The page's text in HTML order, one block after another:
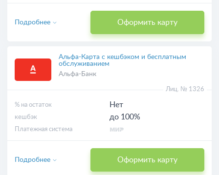
Оформить карту
Подробнее
Альфа-Карта с кешбэком и бесплатным
обслуживанием
Альфа-Банк
Лиц. № 1326
% на остаток Нет
кешбэк до 100%
Платежная система
Оформить карту
Подробнее